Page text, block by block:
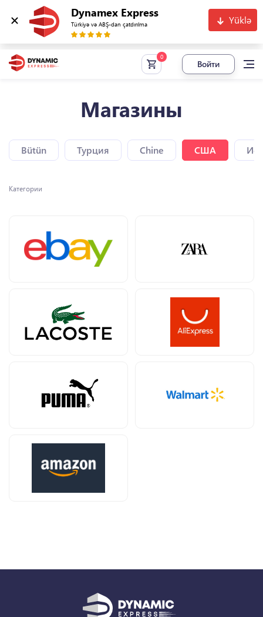
Dynamex Express
Türkiyə və ABŞ-dan çatdırılma Yüklə
Войти
Магазины
Bütün Турция Chine США
Категории